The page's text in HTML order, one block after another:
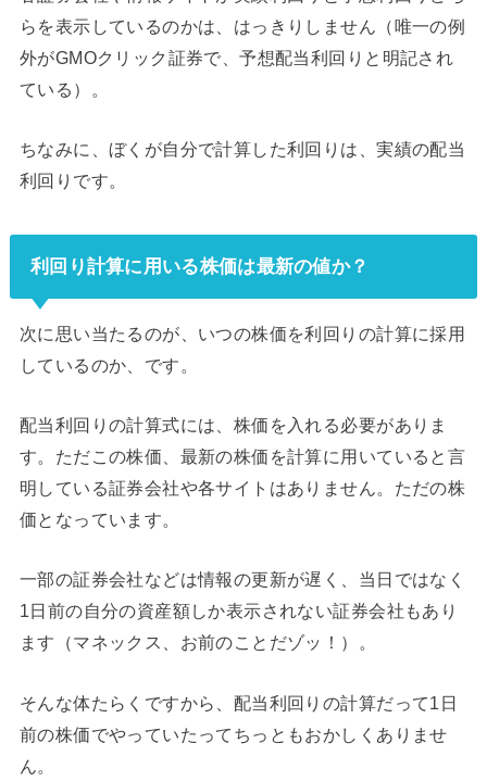
らを表示しているのかは、はっきりしません（唯一の例
外がGMOクリック証券で、予想配当利回りと明記され
ている）。
ちなみに、ぼくが自分で計算した利回りは、実績の配当
利回りです。
利回り計算に用いる株価は最新の値か？
次に思い当たるのが、いつの株価を利回りの計算に採用
しているのか、です。
配当利回りの計算式には、株価を入れる必要がありま
す。ただこの株価、最新の株価を計算に用いていると言
明している証券会社や各サイトはありません。ただの株
価となっています。
一部の証券会社などは情報の更新が遅く、当日ではなく
1日前の自分の資産額しか表示されない証券会社もあり
ます（マネックス、お前のことだゾッ！）。
そんな体たらくですから、配当利回りの計算だって1日
前の株価でやっていたってちっともおかしくありませ
ん。